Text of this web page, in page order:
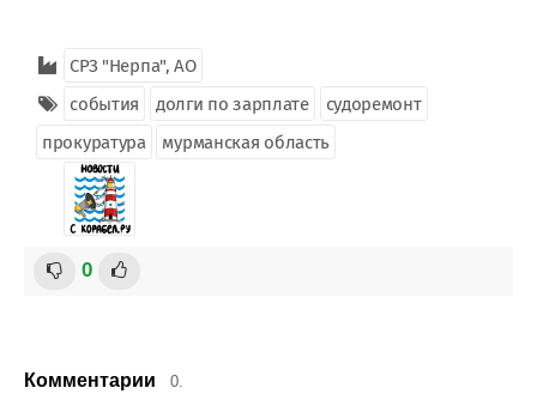
СРЗ "Нерпа", АО
события
долги по зарплате
судоремонт
прокуратура
мурманская область
0
Комментарии 0.